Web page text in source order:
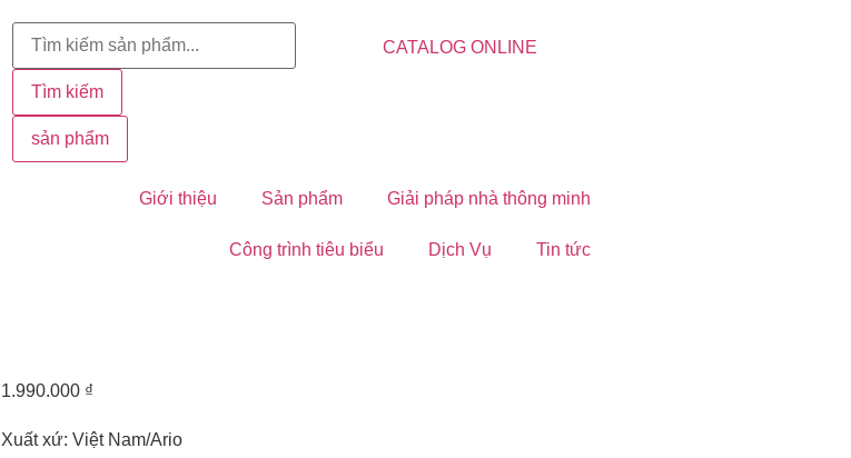
Tìm kiếm
sản phẩm
CATALOG ONLINE
Giới thiệu Sản phẩm Giải pháp nhà thông minh
Công trình tiêu biểu Dịch Vụ Tin tức
1.990.000 ₫
Xuất xứ: Việt Nam/Ario